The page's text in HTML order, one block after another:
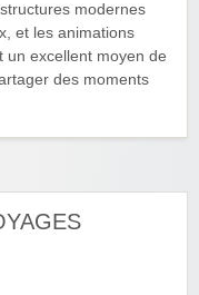
modernes
et les animations
un excellent moyen de
des moments